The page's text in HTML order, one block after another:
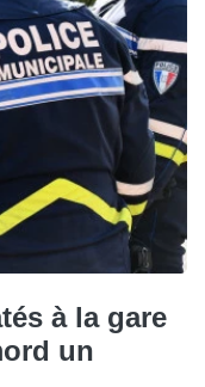
à la gare
un